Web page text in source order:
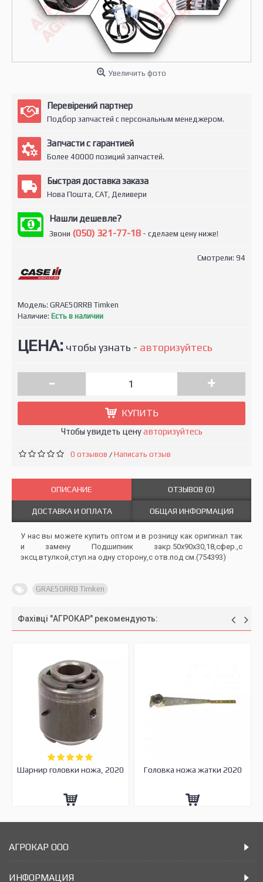
Увеличить фото
Перевірений партнер
Подбор запчастей с персональным менеджером.
Запчасти с гарантией
Более 40000 позиций запчастей.
Быстрая доставка заказа
Нова Пошта, САТ, Деливери
Нашли дешевле?
Звони (050) 321-77-18 - сделаем цену ниже!
Смотрели: 94
Модель: GRAE50RRB Timken
Наличие: Есть в наличии
ЦЕНА: чтобы узнать - авторизуйтесь
- +
КУПИТЬ
Чтобы увидеть ценуавторизуйтесь
0 отзывов /Написать отзыв
ОПИСАНИЕ ОТЗЫВОВ (0)
ДОСТАВКА И ОПЛАТА ОБЩАЯ ИНФОРМАЦИЯ
У нас вы можете купить оптом и в розницу как оригинал так
и замену Подшипник закр.50x90x30,18,сфер.,с
эксц.втулкой,ступ.на одну сторону,с отв.под см.(754393)
GRAE50RRB Timken
Фахівці "АГРОКАР" рекомендують:
Шарнир головки ножа, 2020 Головка ножа жатки 2020
АГРОКАР ООО
ИНФОРМАЦИЯ